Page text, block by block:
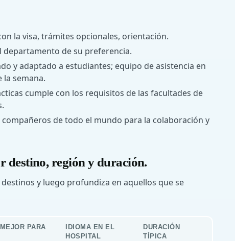
la visa, trámites opcionales, orientación.
departamento de su preferencia.
y adaptado a estudiantes; equipo de asistencia en
la semana.
cumple con los requisitos de las facultades de
de todo el mundo para la colaboración y
destino, región y duración.
y luego profundiza en aquellos que se
PARA
IDIOMA EN EL
HOSPITAL
DURACIÓN
TÍPICA